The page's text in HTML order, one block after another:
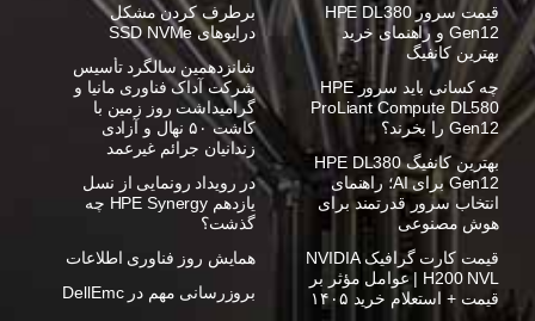
قیمت سرور HPE DL380
Gen12 و راهنمای خرید
بهترین کانفیگ
چه کسانی باید سرور HPE
ProLiant Compute DL580
Gen12 را بخرند؟
بهترین کانفیگ HPE DL380
Gen12 برای AI؛ راهنمای
انتخاب سرور قدرتمند برای
هوش مصنوعی
قیمت کارت گرافیک NVIDIA
H200 NVL | عوامل مؤثر بر
قیمت + استعلام خرید ۱۴۰۵
برطرف کردن مشکل
درایوهای SSD NVMe
شانزدهمین سالگرد تأسیس
شرکت آداک فناوری مانیا و
گرامیداشت روز زمین با
کاشت ۵۰ نهال و آزادی
زندانیان جرائم غیرعمد
در رویداد رونمایی از نسل
یازدهم HPE Synergy چه
گذشت؟
همایش روز فناوری اطلاعات
بروزرسانی مهم در DellEmc